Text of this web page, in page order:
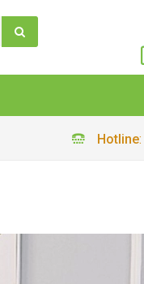
Hotline: